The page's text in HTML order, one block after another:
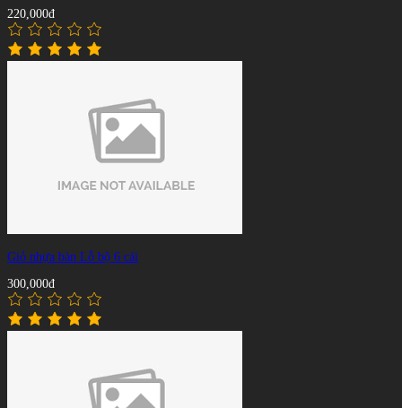
220,000đ
Giỏ nhựa bàn Lỗ bộ 6 cái
300,000đ